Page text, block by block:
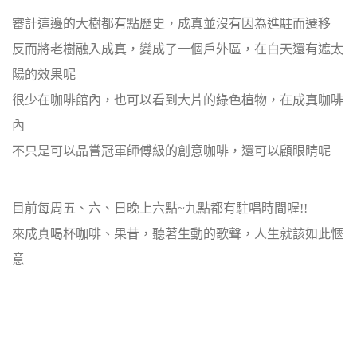
審計這邊的大樹都有點歷史，成真並沒有因為進駐而遷移
反而將老樹融入成真，變成了一個戶外區，在白天還有遮太
陽的效果呢
很少在咖啡館內，也可以看到大片的綠色植物，在成真咖啡
內
不只是可以品嘗冠軍師傅級的創意咖啡，還可以顧眼睛呢
目前每周五、六、日晚上六點~九點都有駐唱時間喔!!
來成真喝杯咖啡、果昔，聽著生動的歌聲，人生就該如此愜
意